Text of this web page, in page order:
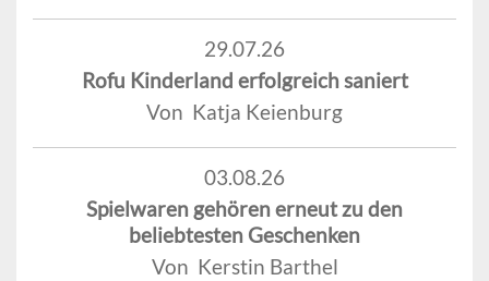
29.07.26
Rofu Kinderland erfolgreich saniert
Von Katja Keienburg
03.08.26
Spielwaren gehören erneut zu den
beliebtesten Geschenken
Von Kerstin Barthel